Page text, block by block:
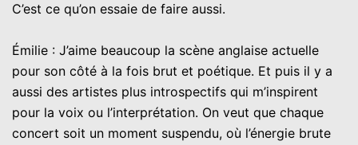
C’est ce qu’on essaie de faire aussi.
Émilie : J’aime beaucoup la scène anglaise actuelle
pour son côté à la fois brut et poétique. Et puis il y a
aussi des artistes plus introspectifs qui m’inspirent
pour la voix ou l’interprétation. On veut que chaque
concert soit un moment suspendu, où l’énergie brute